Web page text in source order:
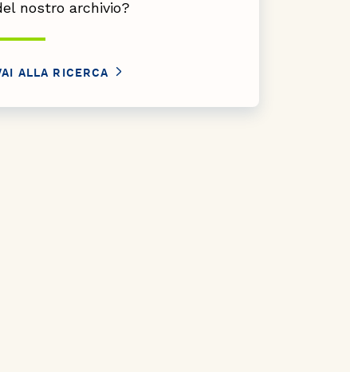
nostro archivio?
ALLA RICERCA